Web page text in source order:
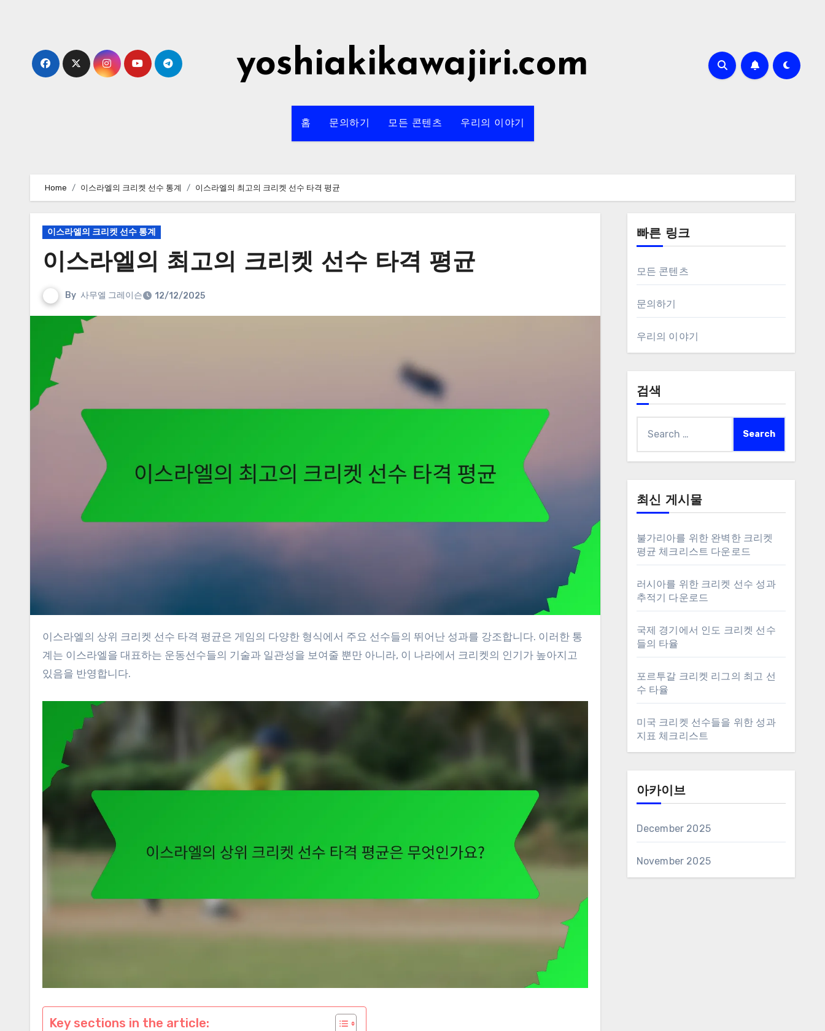
yoshiakikawajiri.com
홈 문의하기 모든 콘텐츠 우리의 이야기
Home 이스라엘의 크리켓 선수 통계 이스라엘의 최고의 크리켓 선수 타격 평균
이스라엘의 크리켓 선수 통계
이스라엘의 최고의 크리켓 선수 타격 평균
By 사무엘 그레이슨 12/12/2025
이스라엘의 상위 크리켓 선수 타격 평균은 게임의 다양한 형식에서 주요 선수들의 뛰어난 성과를 강조합니다. 이러한 통
계는 이스라엘을 대표하는 운동선수들의 기술과 일관성을 보여줄 뿐만 아니라, 이 나라에서 크리켓의 인기가 높아지고
있음을 반영합니다.
Key sections in the article:
빠른 링크
모든 콘텐츠
문의하기
우리의 이야기
검색
for:
최신 게시물
불가리아를 위한 완벽한 크리켓
평균 체크리스트 다운로드
러시아를 위한 크리켓 선수 성과
추적기 다운로드
국제 경기에서 인도 크리켓 선수
들의 타율
포르투갈 크리켓 리그의 최고 선
수 타율
미국 크리켓 선수들을 위한 성과
지표 체크리스트
아카이브
December 2025
November 2025